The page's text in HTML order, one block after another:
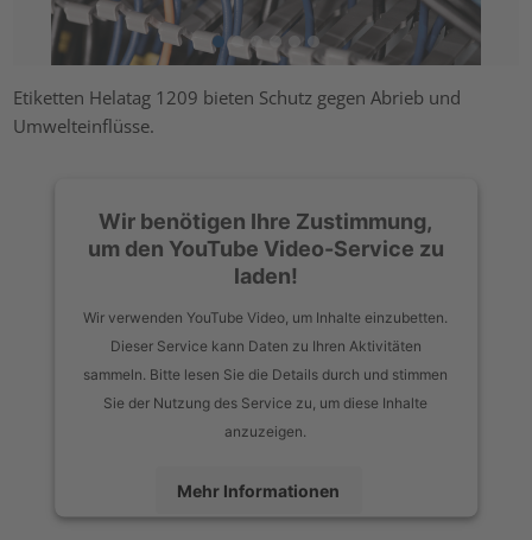
Etiketten Helatag 1209 bieten Schutz gegen Abrieb und
Umwelteinflüsse.
Wir benötigen Ihre Zustimmung,
um den YouTube Video-Service zu
laden!
Wir verwenden YouTube Video, um Inhalte einzubetten.
Dieser Service kann Daten zu Ihren Aktivitäten
sammeln. Bitte lesen Sie die Details durch und stimmen
Sie der Nutzung des Service zu, um diese Inhalte
anzuzeigen.
Mehr Informationen